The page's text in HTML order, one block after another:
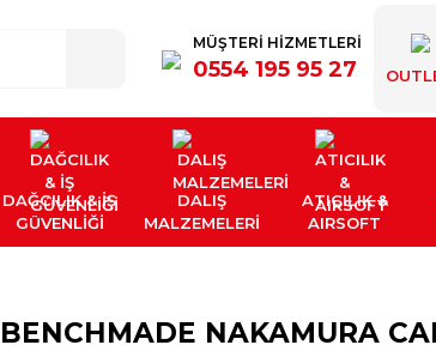
MÜŞTERİ HİZMETLERİ
0554 195 95 27
DAĞCILIK & İŞ
GÜVENLİĞİ
DALIŞ
MALZEMELERİ
ATICILIK &
AIRSOFT
BENCHMADE NAKAMURA